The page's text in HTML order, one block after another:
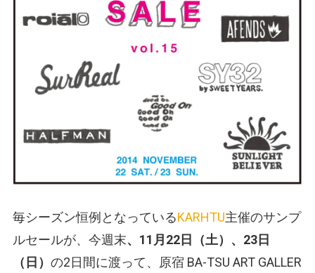
毎シーズン恒例となっているKARHTU主催のサンプ
ルセールが、今週末、11月22日（土）、23日
（日） の2日間に渡って、原宿 BA-TSU ART GALLER